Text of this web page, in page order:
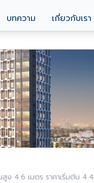
บทความ เกี่ยวกับเรา
ง 4.6 เมตร ราคาเริ่มต้น 4.4